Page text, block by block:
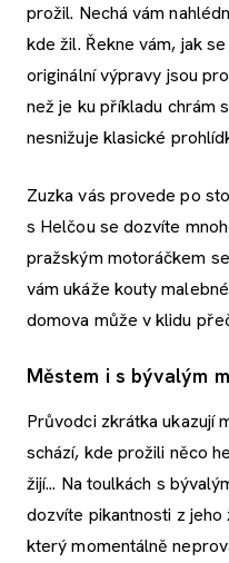
prožil. Nechá vám
kde žil. Řekne vám, jak
originální výpravy jsou
než je ku příkladu chrám
nesnižuje klasické
Zuzka vás provede po
s Helčou se dozvíte
pražským motoráčkem
vám ukáže kouty
domova může v klidu
Městem i s bývalým
Průvodci zkrátka ukazují
schází, kde prožili něco
žijí... Na toulkách s
dozvíte pikantnosti z jeho
který momentálně